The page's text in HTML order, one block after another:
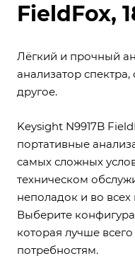
FieldFox,
Лёгкий и прочный
анализатор
другое.
Keysight N9917B
портативные
самых сложных
техническом
неполадок и во
Выберите
которая лучше
потребностям.